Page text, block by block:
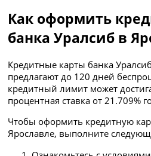
Как оформить
банка Уралсиб в
Кредитные карты банка
предлагают до 120 дней
кредитный лимит может
процентная ставка от 21.709%
Чтобы оформить кредитную
Ярославле, выполните